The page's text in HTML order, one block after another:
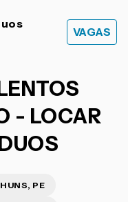
VAGAS
- LOCAR
PE